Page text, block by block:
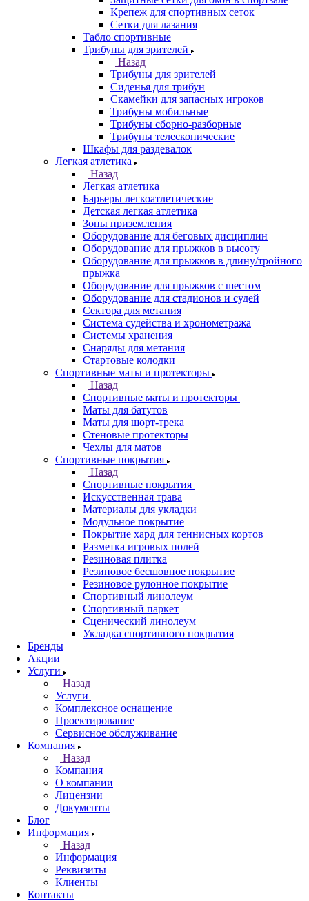
Крепеж для спортивных сеток
Сетки для лазания
Табло спортивные
Трибуны для зрителей
Назад
Трибуны для зрителей
Сиденья для трибун
Скамейки для запасных игроков
Трибуны мобильные
Трибуны сборно-разборные
Трибуны телескопические
Шкафы для раздевалок
Легкая атлетика
Назад
Легкая атлетика
Барьеры легкоатлетические
Детская легкая атлетика
Зоны приземления
Оборудование для беговых дисциплин
Оборудование для прыжков в высоту
Оборудование для прыжков в длину/тройного
прыжка
Оборудование для прыжков с шестом
Оборудование для стадионов и судей
Сектора для метания
Система судейства и хронометража
Системы хранения
Снаряды для метания
Стартовые колодки
Спортивные маты и протекторы
Назад
Спортивные маты и протекторы
Маты для батутов
Маты для шорт-трека
Стеновые протекторы
Чехлы для матов
Спортивные покрытия
Назад
Спортивные покрытия
Искусственная трава
Материалы для укладки
Модульное покрытие
Покрытие хард для теннисных кортов
Разметка игровых полей
Резиновая плитка
Резиновое бесшовное покрытие
Резиновое рулонное покрытие
Спортивный линолеум
Спортивный паркет
Сценический линолеум
Укладка спортивного покрытия
Бренды
Акции
Услуги
Назад
Услуги
Комплексное оснащение
Проектирование
Сервисное обслуживание
Компания
Назад
Компания
О компании
Лицензии
Документы
Блог
Информация
Назад
Информация
Реквизиты
Клиенты
Контакты